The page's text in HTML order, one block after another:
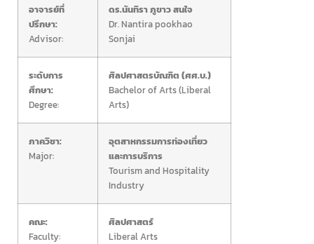
อาจารย์ที่
ปรึกษา:
Advisor:
ดร.นันทิรา ภูขาว สนใจ
Dr. Nantira pookhao
Sonjai
ระดับการ
ศึกษา:
Degree:
ศิลปศาสตรบัณฑิต (ศศ.บ.)
Bachelor of Arts (Liberal
Arts)
ภาควิชา:
Major:
อุตสาหกรรมการท่องเที่ยว
และการบริการ
Tourism and Hospitality
Industry
คณะ:
Faculty:
ศิลปศาสตร์
Liberal Arts